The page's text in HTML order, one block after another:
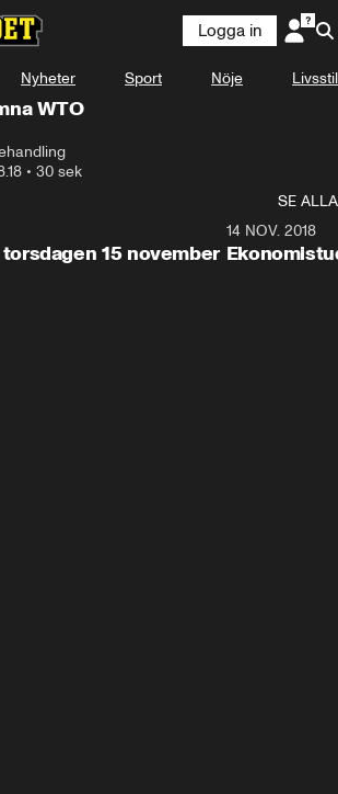
Logga in
Nyheter Sport Nöje Livsstil
WTO
• 30 sek
SE ALLA
15 november
14 NOV. 2018